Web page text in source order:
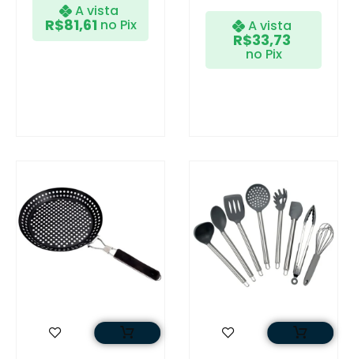
A vista
R$81,61 no Pix A vista
R$33,73
no Pix